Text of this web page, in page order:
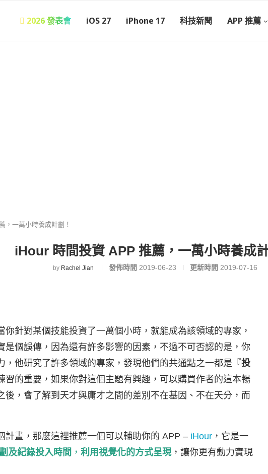
 2026 發表會 iOS 27 iPhone 17 科技新聞 APP 推薦
，一萬小時養成計劃！
iHour 時間投資 APP 推薦，一萬小時養成
by Rachel Jian 發佈時間 2019-06-23 更新時間 2019-07-16
你針對某個技能投資了一萬個小時，就能成為該領域的專家，
是個誤傳，因為還有許多影響的因素，不過不可否認的是，你
他研究了許多領域的專家，發現他們的共通點之一都是『 投
習的重要，如果你對這個主題有興趣，可以購買作者的這本暢
後，會了解到天才與庸才之間的差別不在基因、不在天分，而
計畫，那麼這裡推薦一個可以輔助你的 APP – iHour ，它是一
及紀錄投入時間 ， 利用視覺化的方式呈現，讓你更有動力實現